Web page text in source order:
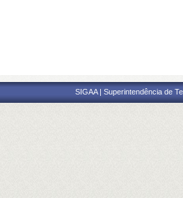
SIGAA | Superintendência de